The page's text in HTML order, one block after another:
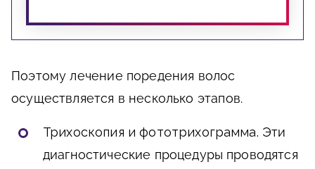
Поэтому лечение поредения волос
осуществляется в несколько этапов.
Трихоскопия и фототрихограмма. Эти
диагностические процедуры проводятся